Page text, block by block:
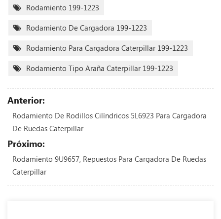
Rodamiento 199-1223
Rodamiento De Cargadora 199-1223
Rodamiento Para Cargadora Caterpillar 199-1223
Rodamiento Tipo Araña Caterpillar 199-1223
Anterior:
Rodamiento De Rodillos Cilíndricos 5L6923 Para Cargadora
De Ruedas Caterpillar
Próximo:
Rodamiento 9U9657, Repuestos Para Cargadora De Ruedas
Caterpillar